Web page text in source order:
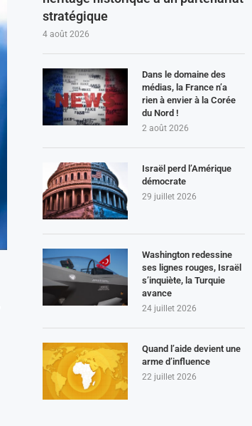
stratégique
4 août 2026
Dans le domaine des
médias, la France n’a
rien à envier à la Corée
du Nord !
2 août 2026
Israël perd l’Amérique
démocrate
29 juillet 2026
Washington redessine
ses lignes rouges, Israël
s’inquiète, la Turquie
avance
24 juillet 2026
Quand l’aide devient une
arme d’influence
22 juillet 2026